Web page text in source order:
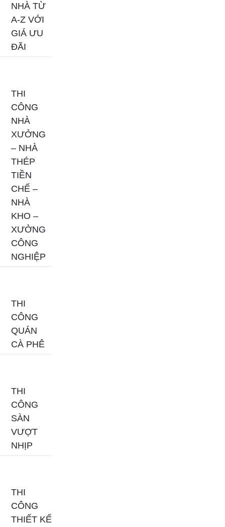
NHÀ TỪ
A-Z VỚI
GIÁ ƯU
ĐÃI
THI
CÔNG
NHÀ
XƯỞNG
– NHÀ
THÉP
TIỀN
CHẾ –
NHÀ
KHO –
XƯỞNG
CÔNG
NGHIỆP
THI
CÔNG
QUÁN
CÀ PHÊ
THI
CÔNG
SÀN
VƯỢT
NHỊP
THI
CÔNG
THIẾT KẾ